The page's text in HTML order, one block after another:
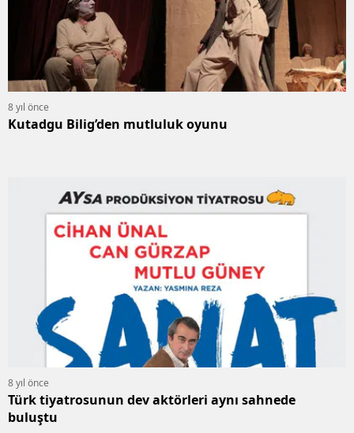
8 yıl önce
Kutadgu Bilig’den mutluluk oyunu
8 yıl önce
Türk tiyatrosunun dev aktörleri aynı sahnede
buluştu